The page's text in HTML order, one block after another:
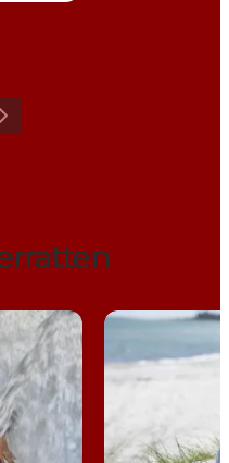
Saksild Strand